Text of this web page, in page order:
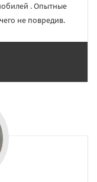
. Опытные
не повредив.